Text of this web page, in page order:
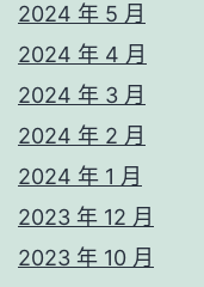
2024 年 5 月
2024 年 4 月
2024 年 3 月
2024 年 2 月
2024 年 1 月
2023 年 12 月
2023 年 10 月